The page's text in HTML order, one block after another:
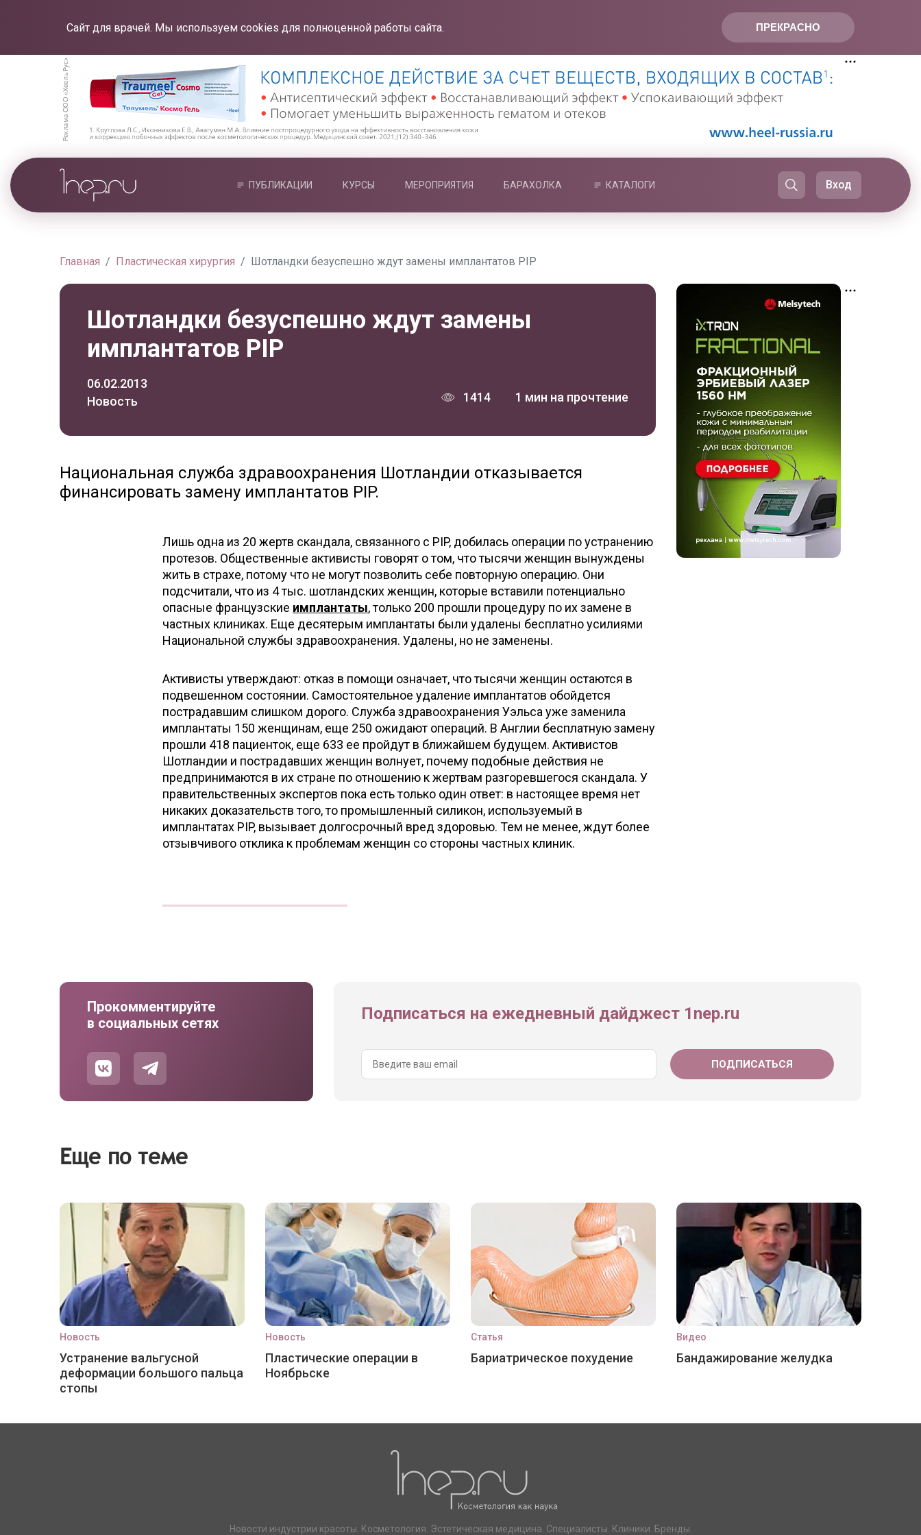
ПРЕКРАСНО
Сайт для врачей. Мы используем cookies для полноценной работы сайта.
ПУБЛИКАЦИИ КУРСЫ МЕРОПРИЯТИЯ БАРАХОЛКА КАТАЛОГИ Вход
Главная Пластическая хирургия Шотландки безуспешно ждут замены имплантатов PIP
Шотландки безуспешно ждут замены
имплантатов PIP
06.02.2013
Новость
1414 1 мин на прочтение
Национальная служба здравоохранения Шотландии отказывается
финансировать замену имплантатов PIP.
Лишь одна из 20 жертв скандала, связанного с PIP, добилась операции по устранению
протезов. Общественные активисты говорят о том, что тысячи женщин вынуждены
жить в страхе, потому что не могут позволить себе повторную операцию. Они
подсчитали, что из 4 тыс. шотландских женщин, которые вставили потенциально
опасные французские имплантаты, только 200 прошли процедуру по их замене в
частных клиниках. Еще десятерым имплантаты были удалены бесплатно усилиями
Национальной службы здравоохранения. Удалены, но не заменены.
Активисты утверждают: отказ в помощи означает, что тысячи женщин остаются в
подвешенном состоянии. Самостоятельное удаление имплантатов обойдется
пострадавшим слишком дорого. Служба здравоохранения Уэльса уже заменила
имплантаты 150 женщинам, еще 250 ожидают операций. В Англии бесплатную замену
прошли 418 пациенток, еще 633 ее пройдут в ближайшем будущем. Активистов
Шотландии и пострадавших женщин волнует, почему подобные действия не
предпринимаются в их стране по отношению к жертвам разгоревшегося скандала. У
правительственных экспертов пока есть только один ответ: в настоящее время нет
никаких доказательств того, то промышленный силикон, используемый в
имплантатах PIP, вызывает долгосрочный вред здоровью. Тем не менее, ждут более
отзывчивого отклика к проблемам женщин со стороны частных клиник.
Прокомментируйте
в социальных сетях
Подписаться на ежедневный дайджест 1nep.ru
Еще по теме
Новость
Устранение вальгусной
деформации большого пальца
стопы
Новость
Пластические операции в
Ноябрьске
Статья
Бариатрическое похудение
Видео
Бандажирование желудка
Новости индустрии красоты. Косметология. Эстетическая медицина. Специалисты. Клиники. Бренды.